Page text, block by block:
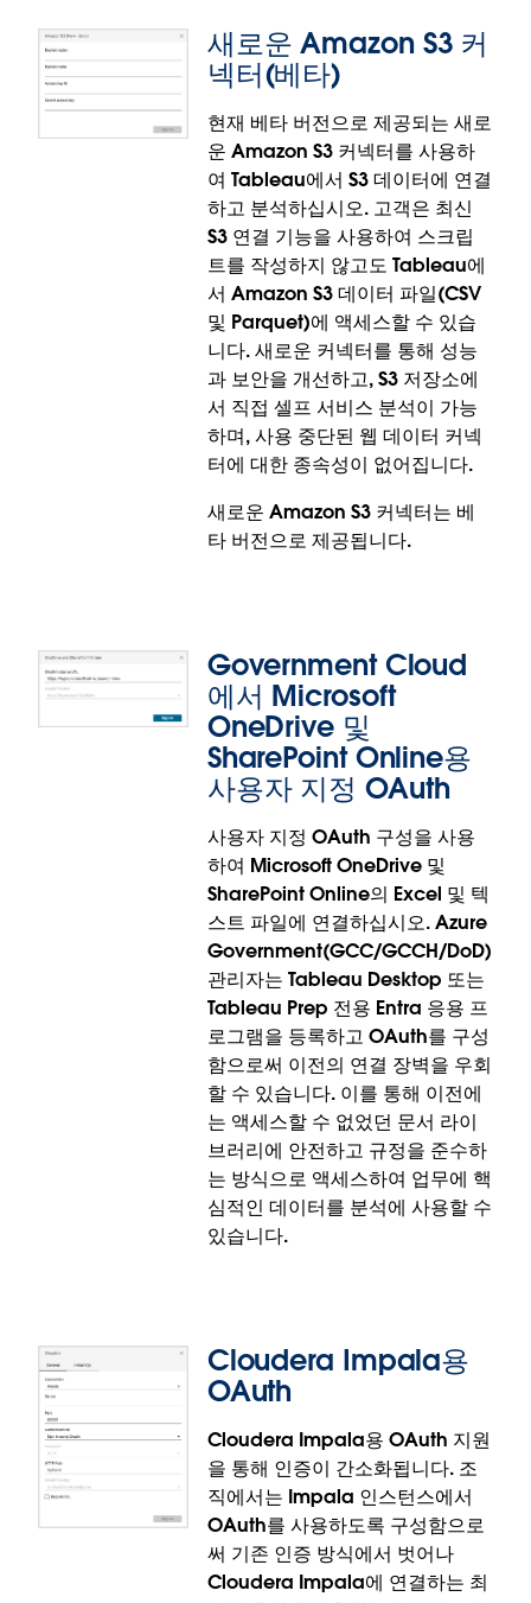
Google Looker 커넥터
Google Looker의 강력한 데이터 모델링 기능과
Tableau의 업계 최고 수준 비주얼리제이션 기능을 결
합하십시오. 이제 조직에서는 Tableau 내에서 관리되
는 Looker 데이터에 즉시 액세스할 수 있어서, 수동으
로 데이터를 내보낼 필요가 없습니다. 이로써 비즈니스
분석가가 Looker의 비즈니스 규칙을 사용하여
Tableau에서 사전 모델링된 데이터를 시각화할 수 있
어, 두 플랫폼 간에 원활한 워크플로가 가능해집니다.
Google Looker 커넥터는 Tableau Cloud, Tableau
새로운 Amazon S3 커
넥터(베타)
현재 베타 버전으로 제공되는 새로
운 Amazon S3 커넥터를 사용하
여 Tableau에서 S3 데이터에 연결
하고 분석하십시오. 고객은 최신
S3 연결 기능을 사용하여 스크립
트를 작성하지 않고도 Tableau에
서 Amazon S3 데이터 파일(CSV
및 Parquet)에 액세스할 수 있습
니다. 새로운 커넥터를 통해 성능
과 보안을 개선하고, S3 저장소에
서 직접 셀프 서비스 분석이 가능
하며, 사용 중단된 웹 데이터 커넥
터에 대한 종속성이 없어집니다.
새로운 Amazon S3 커넥터는 베
타 버전으로 제공됩니다.
새로운 Amazon S3 커넥터(베타)
현재 베타 버전으로 제공되는 새로운 Amazon S3 커넥
터를 사용하여 Tableau에서 S3 데이터에 연결하고 분
석하십시오. 고객은 최신 S3 연결 기능을 사용하여 스
크립트를 작성하지 않고도 Tableau에서 Amazon S3
데이터 파일(CSV 및 Parquet)에 액세스할 수 있습니
다. 새로운 커넥터를 통해 성능과 보안을 개선하고, S3
저장소에서 직접 셀프 서비스 분석이 가능하며, 사용
중단된 웹 데이터 커넥터에 대한 종속성이 없어집니다.
새로운 Amazon S3 커넥터는 베타 버전으로 제공됩니
Government Cloud
에서 Microsoft
OneDrive 및
SharePoint Online용
사용자 지정 OAuth
사용자 지정 OAuth 구성을 사용
하여 Microsoft OneDrive 및
SharePoint Online의 Excel 및 텍
스트 파일에 연결하십시오. Azure
Government(GCC/GCCH/DoD)
관리자는 Tableau Desktop 또는
Tableau Prep 전용 Entra 응용 프
로그램을 등록하고 OAuth를 구성
함으로써 이전의 연결 장벽을 우회
할 수 있습니다. 이를 통해 이전에
는 액세스할 수 없었던 문서 라이
브러리에 안전하고 규정을 준수하
는 방식으로 액세스하여 업무에 핵
심적인 데이터를 분석에 사용할 수
있습니다.
Government Cloud에서 Microsoft
OneDrive 및 SharePoint Online용 사용
자 지정 OAuth
사용자 지정 OAuth 구성을 사용하여 Microsoft
Cloudera Impala용
OAuth
Cloudera Impala용 OAuth 지원
을 통해 인증이 간소화됩니다. 조
직에서는 Impala 인스턴스에서
OAuth를 사용하도록 구성함으로
써 기존 인증 방식에서 벗어나
Cloudera Impala에 연결하는 최